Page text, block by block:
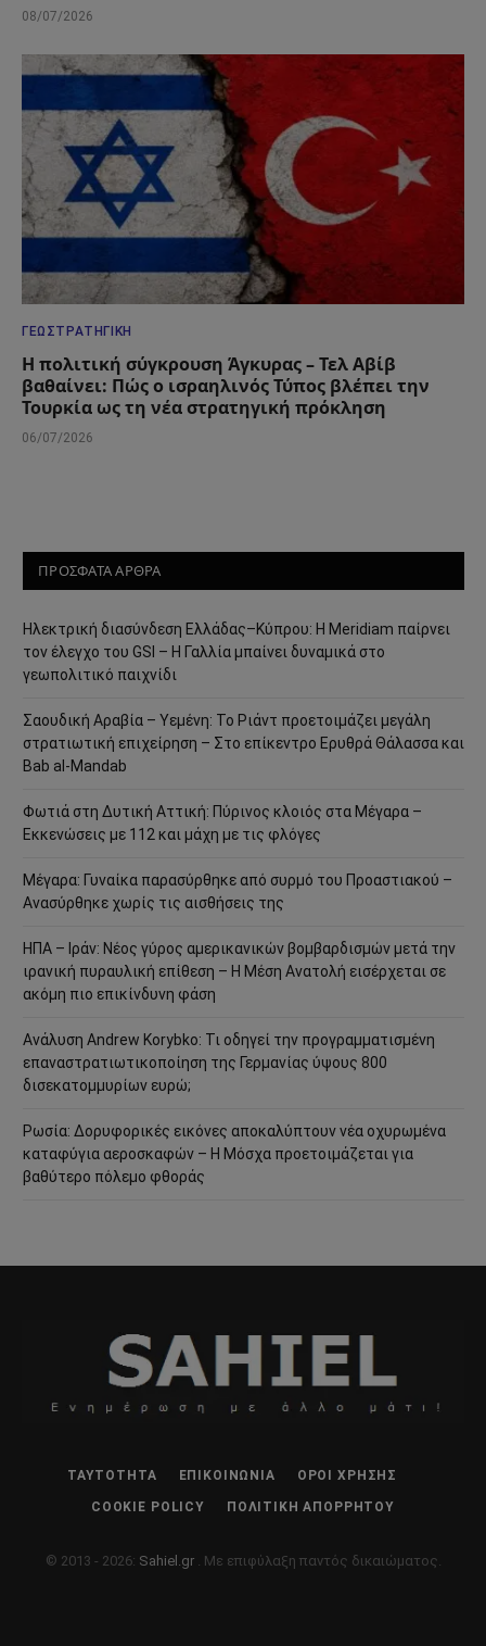
08/07/2026
ΓΕΩΣΤΡΑΤΗΓΙΚΉ
Η πολιτική σύγκρουση Άγκυρας – Τελ Αβίβ
βαθαίνει: Πώς ο ισραηλινός Τύπος βλέπει την
Τουρκία ως τη νέα στρατηγική πρόκληση
06/07/2026
ΠΡΟΣΦΑΤΑ ΑΡΘΡΑ
Ηλεκτρική διασύνδεση Ελλάδας–Κύπρου: Η Meridiam παίρνει
τον έλεγχο του GSI – Η Γαλλία μπαίνει δυναμικά στο
γεωπολιτικό παιχνίδι
Σαουδική Αραβία – Υεμένη: Το Ριάντ προετοιμάζει μεγάλη
στρατιωτική επιχείρηση – Στο επίκεντρο Ερυθρά Θάλασσα και
Bab al-Mandab
Φωτιά στη Δυτική Αττική: Πύρινος κλοιός στα Μέγαρα –
Εκκενώσεις με 112 και μάχη με τις φλόγες
Μέγαρα: Γυναίκα παρασύρθηκε από συρμό του Προαστιακού –
Ανασύρθηκε χωρίς τις αισθήσεις της
ΗΠΑ – Ιράν: Νέος γύρος αμερικανικών βομβαρδισμών μετά την
ιρανική πυραυλική επίθεση – Η Μέση Ανατολή εισέρχεται σε
ακόμη πιο επικίνδυνη φάση
Ανάλυση Andrew Korybko: Τι οδηγεί την προγραμματισμένη
επαναστρατιωτικοποίηση της Γερμανίας ύψους 800
δισεκατομμυρίων ευρώ;
Ρωσία: Δορυφορικές εικόνες αποκαλύπτουν νέα οχυρωμένα
καταφύγια αεροσκαφών – Η Μόσχα προετοιμάζεται για
βαθύτερο πόλεμο φθοράς
ΤΑΥΤΌΤΗΤΑ ΕΠΙΚΟΙΝΩΝΊΑ ΌΡΟΙ ΧΡΉΣΗΣ
COOKIE POLICY ΠΟΛΙΤΙΚΉ ΑΠΟΡΡΉΤΟΥ
© 2013 - 2026: Sahiel.gr . Με επιφύλαξη παντός δικαιώματος.